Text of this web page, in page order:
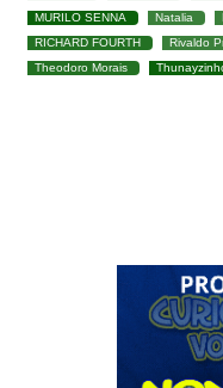
MURILO SENNA
Natalia
RICHARD FOURTH
Rivaldo
Theodoro Morais